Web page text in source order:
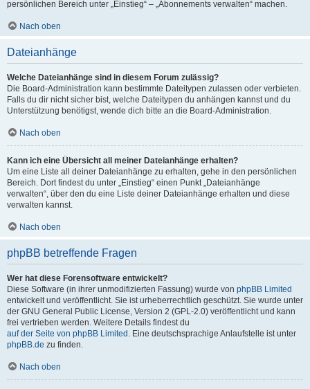
persönlichen Bereich unter „Einstieg“ – „Abonnements verwalten“ machen.
Nach oben
Dateianhänge
Welche Dateianhänge sind in diesem Forum zulässig?
Die Board-Administration kann bestimmte Dateitypen zulassen oder verbieten.
Falls du dir nicht sicher bist, welche Dateitypen du anhängen kannst und du
Unterstützung benötigst, wende dich bitte an die Board-Administration.
Nach oben
Kann ich eine Übersicht all meiner Dateianhänge erhalten?
Um eine Liste all deiner Dateianhänge zu erhalten, gehe in den persönlichen
Bereich. Dort findest du unter „Einstieg“ einen Punkt „Dateianhänge
verwalten“, über den du eine Liste deiner Dateianhänge erhalten und diese
verwalten kannst.
Nach oben
phpBB betreffende Fragen
Wer hat diese Forensoftware entwickelt?
Diese Software (in ihrer unmodifizierten Fassung) wurde von phpBB Limited
entwickelt und veröffentlicht. Sie ist urheberrechtlich geschützt. Sie wurde unter
der GNU General Public License, Version 2 (GPL-2.0) veröffentlicht und kann
frei vertrieben werden. Weitere Details findest du
auf der Seite von phpBB Limited . Eine deutschsprachige Anlaufstelle ist unter
phpBB.de zu finden.
Nach oben